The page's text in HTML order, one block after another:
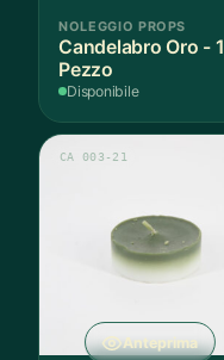
NOLEGGIO PROPS
Candelabro Oro - 1
Pezzo
Disponibile
Anteprima
CA 003-21